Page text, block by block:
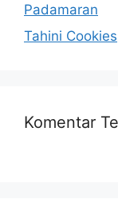
Padamaran
Tahini Cookies
Komentar